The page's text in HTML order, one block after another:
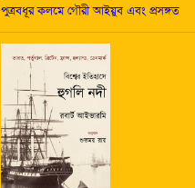
পুত্রবধূর কলমে গৌরী আইয়ুব এবং প্রসঙ্গত